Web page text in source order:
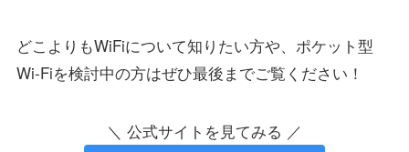
どこよりもWiFiについて知りたい方や、ポケット型
Wi-Fiを検討中の方はぜひ最後までご覧ください！
＼ 公式サイトを見てみる ／